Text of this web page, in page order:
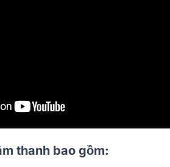
thanh bao gồm: